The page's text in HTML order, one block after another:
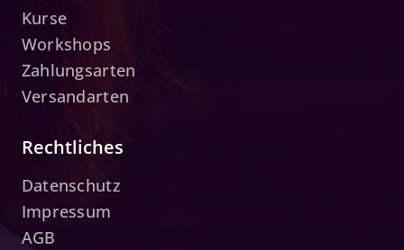
Kurse
Workshops
Zahlungsarten
Versandarten
Rechtliches
Datenschutz
Impressum
AGB